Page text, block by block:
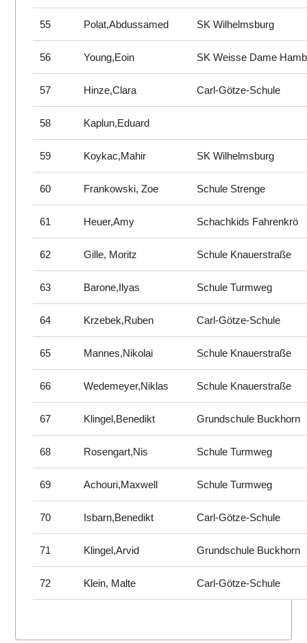
55 Polat,Abdussamed SK Wilhelmsburg
56 Young,Eoin SK Weisse Dame
57 Hinze,Clara Carl-Götze-Schule
58 Kaplun,Eduard
59 Koykac,Mahir SK Wilhelmsburg
60 Frankowski, Zoe Schule Strenge
61 Heuer,Amy Schachkids Fahrenkrö
62 Gille, Moritz Schule Knauerstraße
63 Barone,Ilyas Schule Turmweg
64 Krzebek,Ruben Carl-Götze-Schule
65 Mannes,Nikolai Schule Knauerstraße
66 Wedemeyer,Niklas Schule Knauerstraße
67 Klingel,Benedikt Grundschule Buckhorn
68 Rosengart,Nis Schule Turmweg
69 Achouri,Maxwell Schule Turmweg
70 Isbarn,Benedikt Carl-Götze-Schule
71 Klingel,Arvid Grundschule Buckhorn
72 Klein, Malte Carl-Götze-Schule